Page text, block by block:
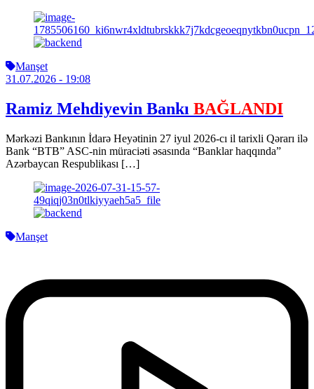
Manşet
31.07.2026 - 19:08
Ramiz Mehdiyevin Bankı BAĞLANDI
Mərkəzi Bankının İdarə Heyətinin 27 iyul 2026-cı il tarixli Qərarı ilə
Bank “BTB” ASC-nin müraciəti əsasında “Banklar haqqında”
Azərbaycan Respublikası […]
Manşet